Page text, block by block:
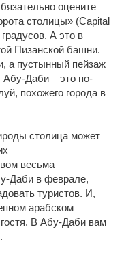
оцените
столицы» (Capital
А это в
Пизанской башни.
а пустынный пейзаж
Абу-Даби – это по-
похожего города в
столица может
весьма
Даби в феврале,
туристов. И,
арабском
В Абу-Даби вам